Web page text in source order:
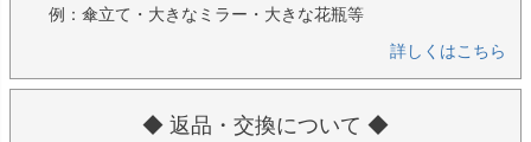
例：傘立て・大きなミラー・大きな花瓶等
詳しくはこちら
◆ 返品・交換について ◆